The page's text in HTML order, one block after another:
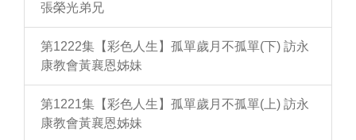
張榮光弟兄
第1222集【彩色人生】孤單歲月不孤單(下) 訪永
康教會黃襄恩姊妹
第1221集【彩色人生】孤單歲月不孤單(上) 訪永
康教會黃襄恩姊妹